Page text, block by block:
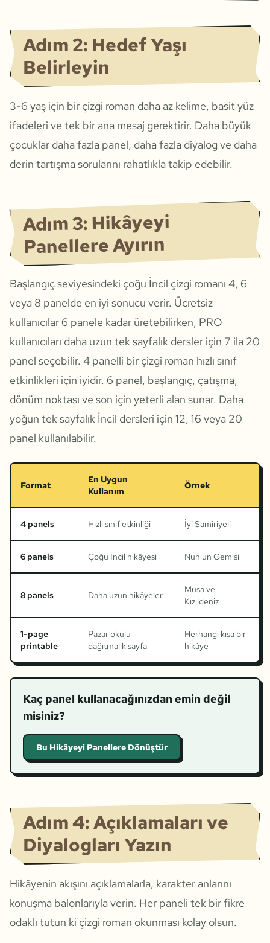
Adım 2: Hedef Yaşı
Belirleyin
3-6 yaş için bir çizgi roman daha az kelime, basit yüz
ifadeleri ve tek bir ana mesaj gerektirir. Daha büyük
çocuklar daha fazla panel, daha fazla diyalog ve daha
derin tartışma sorularını rahatlıkla takip edebilir.
Adım 3: Hikâyeyi
Panellere Ayırın
Başlangıç seviyesindeki çoğu İncil çizgi romanı 4, 6
veya 8 panelde en iyi sonucu verir. Ücretsiz
kullanıcılar 6 panele kadar üretebilirken, PRO
kullanıcıları daha uzun tek sayfalık dersler için 7 ila 20
panel seçebilir. 4 panelli bir çizgi roman hızlı sınıf
etkinlikleri için iyidir. 6 panel, başlangıç, çatışma,
dönüm noktası ve son için yeterli alan sunar. Daha
yoğun tek sayfalık İncil dersleri için 12, 16 veya 20
panel kullanılabilir.
Format
En Uygun
Kullanım
Örnek
4 panels Hızlı sınıf etkinliği İyi Samiriyeli
6 panels Çoğu İncil hikâyesi Nuh'un Gemisi
8 panels Daha uzun hikâyeler
Musa ve
Kızıldeniz
1-page
printable
Pazar okulu
dağıtmalık sayfa
Herhangi kısa bir
hikâye
Kaç panel kullanacağınızdan emin değil
misiniz?
Bu Hikâyeyi Panellere Dönüştür
Adım 4: Açıklamaları ve
Diyalogları Yazın
Hikâyenin akışını açıklamalarla, karakter anlarını
konuşma balonlarıyla verin. Her paneli tek bir fikre
odaklı tutun ki çizgi roman okunması kolay olsun.